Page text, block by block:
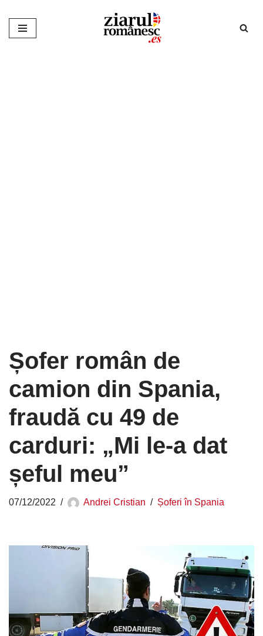
Sari
Șofer român de
camion din Spania,
fraudă cu 49 de
carduri: „Mi le-a dat
șeful meu”
07/12/2022 Andrei Cristian Șoferi în Spania